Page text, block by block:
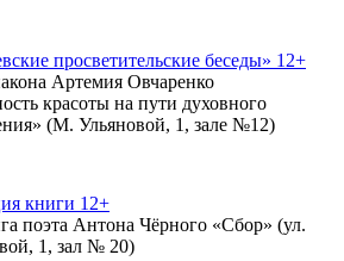
просветительские беседы» 12+
Артемия Овчаренко
красоты на пути духовного
(М. Ульяновой, 1, зале №12)
книги 12+
поэта Антона Чёрного «Сбор» (ул.
1, зал № 20)